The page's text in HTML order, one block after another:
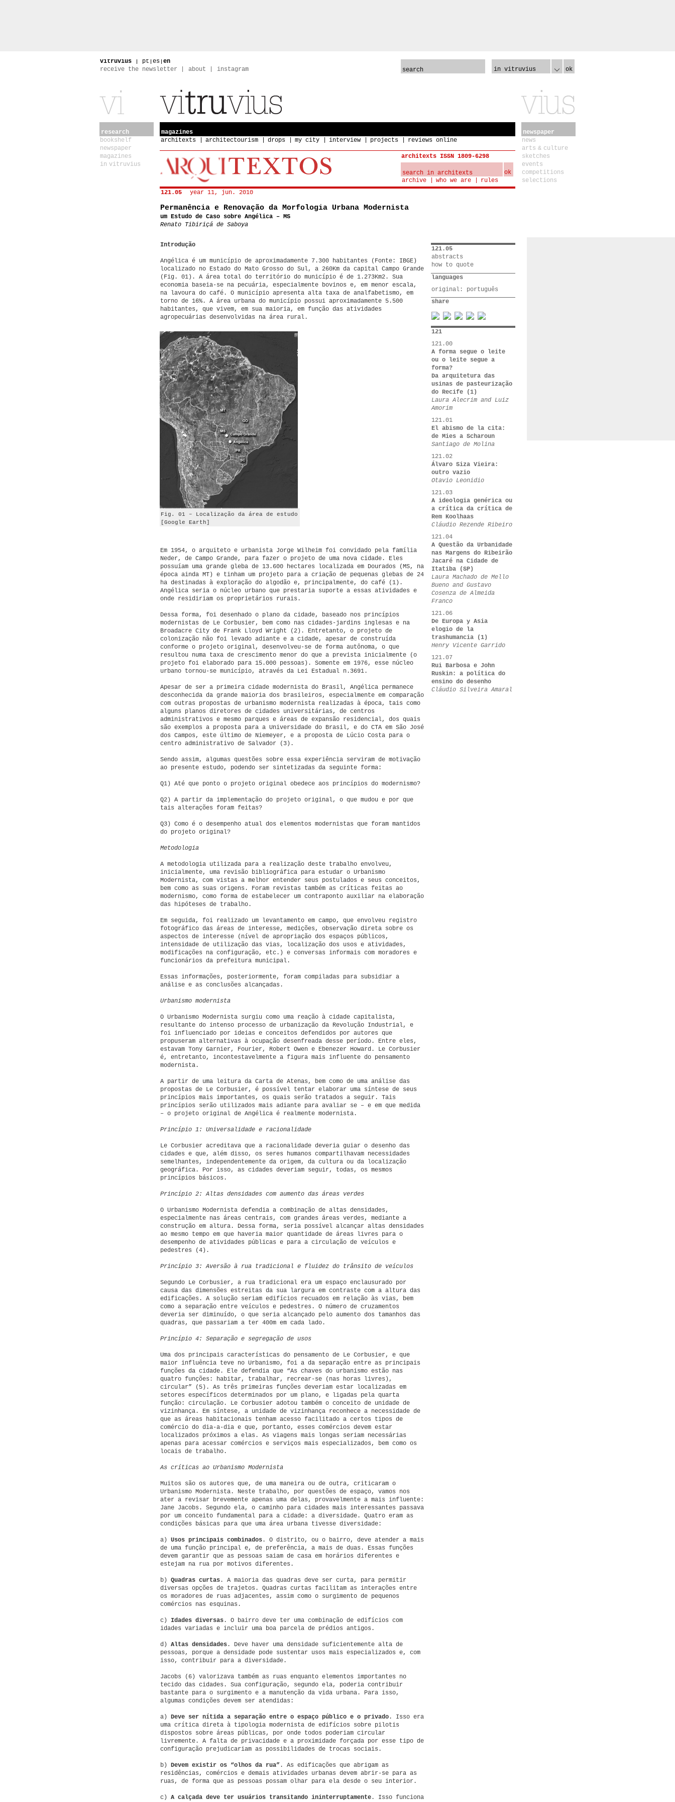
vitruvius | pt | es | en
receive the newsletter
about instagram in vitruvius ok
research
bookshelf
newspaper
magazines
in vitruvius
magazines
architexts
architectourism drops my city interview projects reviews online
architexts ISSN 1809-6298
ok
archive
who we are
rules
121.05
year 11, jun. 2010
Permanência e Renovação da Morfologia Urbana Modernista
um Estudo de Caso sobre Angélica – MS
Renato Tibiriçá de Saboya
Introdução
Angélica é um município de aproximadamente 7.300 habitantes (Fonte: IBGE)
localizado no Estado do Mato Grosso do Sul, a 260Km da capital Campo Grande
(Fig. 01). A área total do território do município é de 1.273Km2. Sua
economia baseia-se na pecuária, especialmente bovinos e, em menor escala,
na lavoura do café. O município apresenta alta taxa de analfabetismo, em
torno de 16%. A área urbana do município possui aproximadamente 5.500
habitantes, que vivem, em sua maioria, em função das atividades
agropecuárias desenvolvidas na área rural.
Fig. 01 – Localização da área de estudo
[Google Earth]
Em 1954, o arquiteto e urbanista Jorge Wilheim foi convidado pela família
Neder, de Campo Grande, para fazer o projeto de uma nova cidade. Eles
possuíam uma grande gleba de 13.600 hectares localizada em Dourados (MS, na
época ainda MT) e tinham um projeto para a criação de pequenas glebas de 24
ha destinadas à exploração do algodão e, principalmente, do café (1).
Angélica seria o núcleo urbano que prestaria suporte a essas atividades e
onde residiriam os proprietários rurais.
Dessa forma, foi desenhado o plano da cidade, baseado nos princípios
modernistas de Le Corbusier, bem como nas cidades-jardins inglesas e na
Broadacre City de Frank Lloyd Wright (2). Entretanto, o projeto de
colonização não foi levado adiante e a cidade, apesar de construída
conforme o projeto original, desenvolveu-se de forma autônoma, o que
resultou numa taxa de crescimento menor do que a prevista inicialmente (o
projeto foi elaborado para 15.000 pessoas). Somente em 1976, esse núcleo
urbano tornou-se município, através da Lei Estadual n.3691.
Apesar de ser a primeira cidade modernista do Brasil, Angélica permanece
desconhecida da grande maioria dos brasileiros, especialmente em comparação
com outras propostas de urbanismo modernista realizadas à época, tais como
alguns planos diretores de cidades universitárias, de centros
administrativos e mesmo parques e áreas de expansão residencial, dos quais
são exemplos a proposta para a Universidade do Brasil, e do CTA em São José
dos Campos, este último de Niemeyer, e a proposta de Lúcio Costa para o
centro administrativo de Salvador (3).
Sendo assim, algumas questões sobre essa experiência serviram de motivação
ao presente estudo, podendo ser sintetizadas da seguinte forma:
Q1) Até que ponto o projeto original obedece aos princípios do modernismo?
Q2) A partir da implementação do projeto original, o que mudou e por que
tais alterações foram feitas?
Q3) Como é o desempenho atual dos elementos modernistas que foram mantidos
do projeto original?
Metodologia
A metodologia utilizada para a realização deste trabalho envolveu,
inicialmente, uma revisão bibliográfica para estudar o Urbanismo
Modernista, com vistas a melhor entender seus postulados e seus conceitos,
bem como as suas origens. Foram revistas também as críticas feitas ao
modernismo, como forma de estabelecer um contraponto auxiliar na elaboração
das hipóteses de trabalho.
Em seguida, foi realizado um levantamento em campo, que envolveu registro
fotográfico das áreas de interesse, medições, observação direta sobre os
aspectos de interesse (nível de apropriação dos espaços públicos,
intensidade de utilização das vias, localização dos usos e atividades,
modificações na configuração, etc.) e conversas informais com moradores e
funcionários da prefeitura municipal.
Essas informações, posteriormente, foram compiladas para subsidiar a
análise e as conclusões alcançadas.
Urbanismo modernista
O Urbanismo Modernista surgiu como uma reação à cidade capitalista,
resultante do intenso processo de urbanização da Revolução Industrial, e
foi influenciado por ideias e conceitos defendidos por autores que
propuseram alternativas à ocupação desenfreada desse período. Entre eles,
estavam Tony Garnier, Fourier, Robert Owen e Ebenezer Howard. Le Corbusier
é, entretanto, incontestavelmente a figura mais influente do pensamento
modernista.
A partir de uma leitura da Carta de Atenas, bem como de uma análise das
propostas de Le Corbusier, é possível tentar elaborar uma síntese de seus
princípios mais importantes, os quais serão tratados a seguir. Tais
princípios serão utilizados mais adiante para avaliar se – e em que medida
– o projeto original de Angélica é realmente modernista.
Princípio 1: Universalidade e racionalidade
Le Corbusier acreditava que a racionalidade deveria guiar o desenho das
cidades e que, além disso, os seres humanos compartilhavam necessidades
semelhantes, independentemente da origem, da cultura ou da localização
geográfica. Por isso, as cidades deveriam seguir, todas, os mesmos
princípios básicos.
Princípio 2: Altas densidades com aumento das áreas verdes
O Urbanismo Modernista defendia a combinação de altas densidades,
especialmente nas áreas centrais, com grandes áreas verdes, mediante a
construção em altura. Dessa forma, seria possível alcançar altas densidades
ao mesmo tempo em que haveria maior quantidade de áreas livres para o
desempenho de atividades públicas e para a circulação de veículos e
pedestres (4).
Princípio 3: Aversão à rua tradicional e fluidez do trânsito de veículos
Segundo Le Corbusier, a rua tradicional era um espaço enclausurado por
causa das dimensões estreitas da sua largura em contraste com a altura das
edificações. A solução seriam edifícios recuados em relação às vias, bem
como a separação entre veículos e pedestres. O número de cruzamentos
deveria ser diminuído, o que seria alcançado pelo aumento dos tamanhos das
quadras, que passariam a ter 400m em cada lado.
Princípio 4: Separação e segregação de usos
Uma dos principais características do pensamento de Le Corbusier, e que
maior influência teve no Urbanismo, foi a da separação entre as principais
funções da cidade. Ele defendia que “As chaves do urbanismo estão nas
quatro funções: habitar, trabalhar, recrear-se (nas horas livres),
circular” (5). As três primeiras funções deveriam estar localizadas em
setores específicos determinados por um plano, e ligadas pela quarta
função: circulação. Le Corbusier adotou também o conceito de unidade de
vizinhança. Em síntese, a unidade de vizinhança reconhece a necessidade de
que as áreas habitacionais tenham acesso facilitado a certos tipos de
comércio do dia-a-dia e que, portanto, esses comércios devem estar
localizados próximos a elas. As viagens mais longas seriam necessárias
apenas para acessar comércios e serviços mais especializados, bem como os
locais de trabalho.
As críticas ao Urbanismo Modernista
Muitos são os autores que, de uma maneira ou de outra, criticaram o
Urbanismo Modernista. Neste trabalho, por questões de espaço, vamos nos
ater a revisar brevemente apenas uma delas, provavelmente a mais influente:
Jane Jacobs. Segundo ela, o caminho para cidades mais interessantes passava
por um conceito fundamental para a cidade: a diversidade. Quatro eram as
condições básicas para que uma área urbana tivesse diversidade:
a) Usos principais combinados . O distrito, ou o bairro, deve atender a mais
de uma função principal e, de preferência, a mais de duas. Essas funções
devem garantir que as pessoas saiam de casa em horários diferentes e
estejam na rua por motivos diferentes.
b) Quadras curtas . A maioria das quadras deve ser curta, para permitir
diversas opções de trajetos. Quadras curtas facilitam as interações entre
os moradores de ruas adjacentes, assim como o surgimento de pequenos
comércios nas esquinas.
c) Idades diversas . O bairro deve ter uma combinação de edifícios com
idades variadas e incluir uma boa parcela de prédios antigos.
d) Altas densidades . Deve haver uma densidade suficientemente alta de
pessoas, porque a densidade pode sustentar usos mais especializados e, com
isso, contribuir para a diversidade.
Jacobs (6) valorizava também as ruas enquanto elementos importantes no
tecido das cidades. Sua configuração, segundo ela, poderia contribuir
bastante para o surgimento e a manutenção da vida urbana. Para isso,
algumas condições devem ser atendidas:
a) Deve ser nítida a separação entre o espaço público e o privado .
Isso era
uma crítica direta à tipologia modernista de edifícios sobre pilotis
dispostos sobre áreas públicas, por onde todos poderiam circular
livremente. A falta de privacidade e a proximidade forçada por esse tipo de
configuração prejudicariam as possibilidades de trocas sociais.
b) Devem existir os “olhos da rua” . As edificações que abrigam as
residências, comércios e demais atividades urbanas devem abrir-se para as
ruas, de forma que as pessoas possam olhar para ela desde o seu interior.
c) A calçada deve ter usuários transitando ininterruptamente . Isso funciona
121.05
abstracts
how to quote
languages
original: português
share
121
121.00
A forma segue o leite
ou o leite segue a
forma?
Da arquitetura das
usinas de pasteurização
do Recife (1)
Laura Alecrim and Luiz
Amorim
121.01
El abismo de la cita:
de Mies a Scharoun
Santiago de Molina
121.02
Álvaro Siza Vieira:
outro vazio
Otavio Leonidio
121.03
A ideologia genérica ou
a crítica da crítica de
Rem Koolhaas
Cláudio Rezende Ribeiro
121.04
A Questão da Urbanidade
nas Margens do Ribeirão
Jacaré na Cidade de
Itatiba (SP)
Laura Machado de Mello
Bueno and Gustavo
Cosenza de Almeida
Franco
121.06
De Europa y Asia
elogio de la
trashumancia (1)
Henry Vicente Garrido
121.07
Rui Barbosa e John
Ruskin: a política do
ensino do desenho
Cláudio Silveira Amaral
newspaper
news
arts & culture
sketches
events
competitions
selections